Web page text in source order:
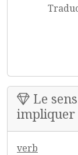
Le
impliquer
verb